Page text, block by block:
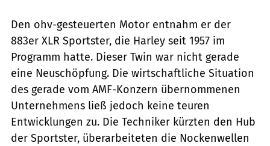
Den ohv-gesteuerten Motor entnahm er der
883er XLR Sportster, die Harley seit 1957 im
Programm hatte. Dieser Twin war nicht gerade
eine Neuschöpfung. Die wirtschaftliche Situation
des gerade vom AMF-Konzern übernommenen
Unternehmens ließ jedoch keine teuren
Entwicklungen zu. Die Techniker kürzten den Hub
der Sportster, überarbeiteten die Nockenwellen